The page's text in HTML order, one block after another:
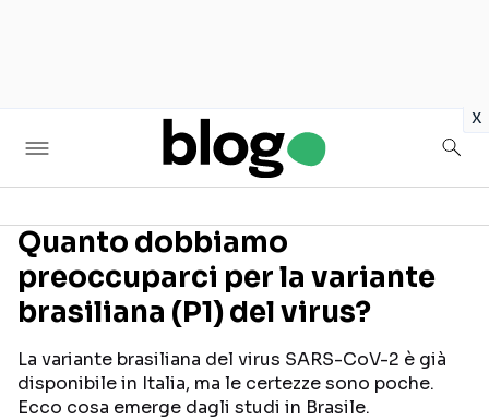
x
Seguici sui social
Quanto dobbiamo
preoccuparci per la variante
brasiliana (P1) del virus?
La variante brasiliana del virus SARS-CoV-2 è già
disponibile in Italia, ma le certezze sono poche.
Ecco cosa emerge dagli studi in Brasile.